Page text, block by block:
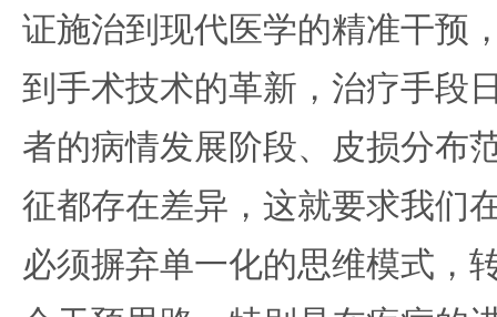
证施治到现代医学的精准干预
到手术技术的革新，治疗手段
者的病情发展阶段、皮损分布
征都存在差异，这就要求我们
必须摒弃单一化的思维模式，